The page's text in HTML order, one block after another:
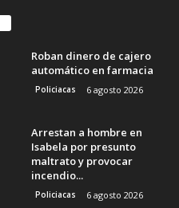
Roban dinero de cajero
automático en farmacia
Policiacas 6 agosto 2026
Arrestan a hombre en
Isabela por presunto
maltrato y provocar
incendio...
Policiacas 6 agosto 2026